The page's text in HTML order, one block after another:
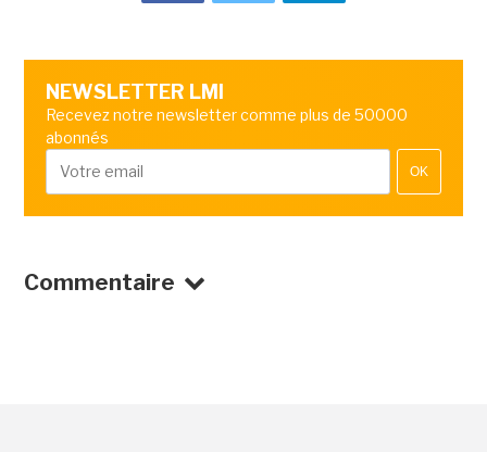
NEWSLETTER LMI
Recevez notre newsletter comme plus de 50000
abonnés
OK
Commentaire